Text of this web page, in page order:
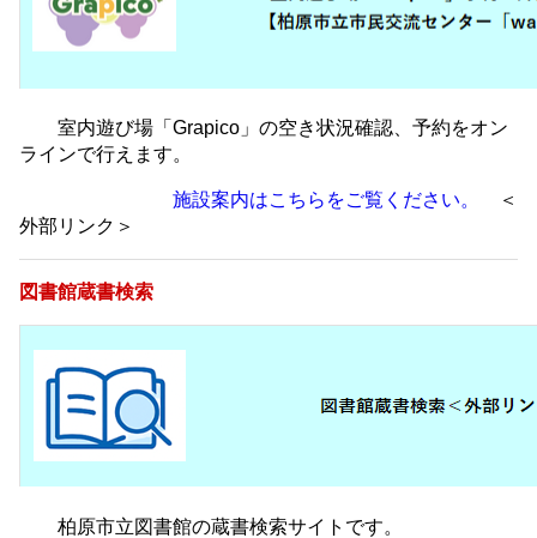
室内遊び場「Grapico」の空き状況確認、予約をオン
ラインで行えます。
施設案内はこちらをご覧ください。
＜
外部リンク＞
図書館蔵書検索
柏原市立図書館の蔵書検索サイトです。